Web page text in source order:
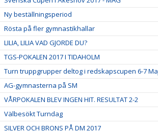
Ny beställningsperiod
Rösta på fler gymnastikhallar
LILIA, LILIA VAD GJORDE DU?
TGS-POKALEN 2017 I TIDAHOLM
Turn truppgrupper deltog i redskapscupen 6-7
AG-gymnasterna på SM
VÅRPOKALEN BLEV INGEN HIT. RESULTAT 2-2
Välbesökt Turndag
SILVER OCH BRONS PÅ DM 2017